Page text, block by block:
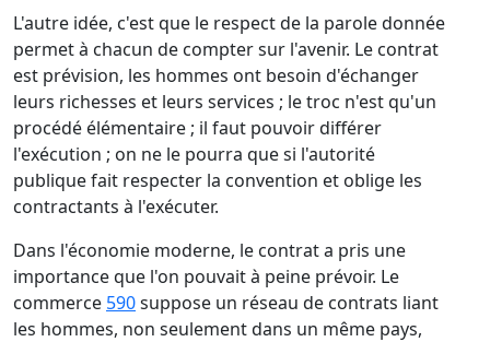
L'autre idée, c'est que le respect de la parole donnée
permet à chacun de compter sur l'avenir. Le contrat
est prévision, les hommes ont besoin d'échanger
leurs richesses et leurs services ; le troc n'est qu'un
procédé élémentaire ; il faut pouvoir différer
l'exécution ; on ne le pourra que si l'autorité
publique fait respecter la convention et oblige les
contractants à l'exécuter.
Dans l'économie moderne, le contrat a pris une
importance que l'on pouvait à peine prévoir. Le
commerce 590suppose un réseau de contrats liant
les hommes, non seulement dans un même pays,